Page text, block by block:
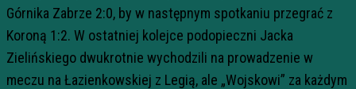
Górnika Zabrze 2:0, by w następnym spotkaniu przegrać z
Koroną 1:2. W ostatniej kolejce podopieczni Jacka
Zielińskiego dwukrotnie wychodzili na prowadzenie w
meczu na Łazienkowskiej z Legią, ale „Wojskowi” za każdym